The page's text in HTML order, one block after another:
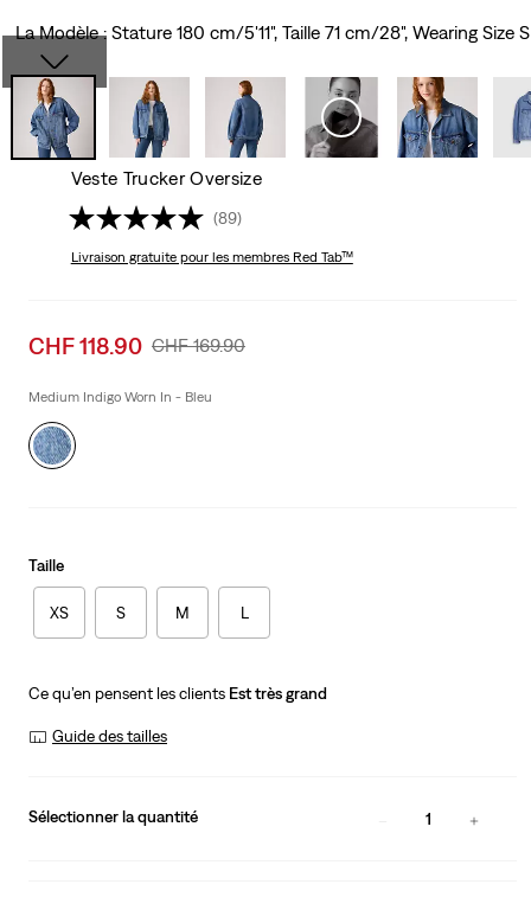
La Modèle : Stature 180 cm/5'11", Taille 71 cm/28", Wearing Size S
Veste Trucker Oversize
(89)
Livraison gratuitepour les membres Red Tab™
Sale
is
CHF 118.90 Original
Was
CHF 169.90
Medium Indigo Worn In - Bleu
Taille
XS S M L
Ce qu’en pensent les clients Est très grand
Guide des tailles
Sélectionner la quantité 1